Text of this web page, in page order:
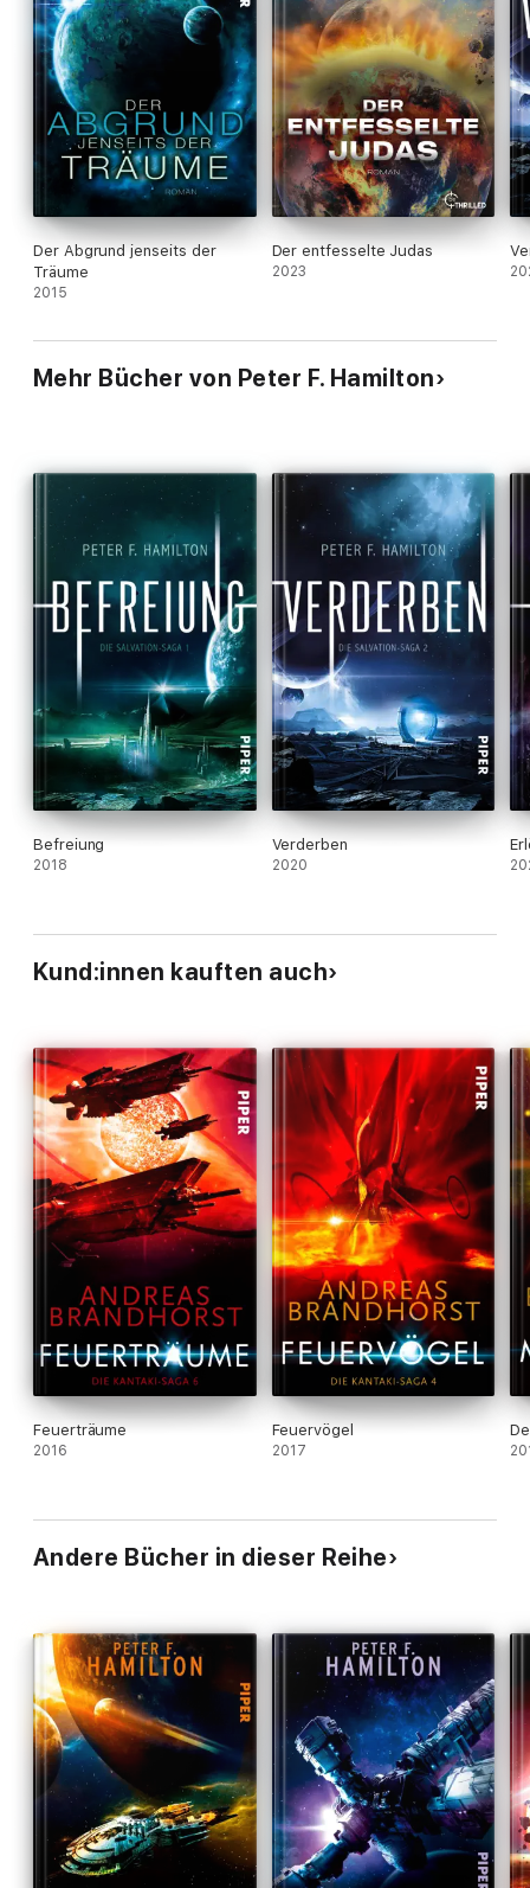
Der Abgrund jenseits der
Träume
2015
Der entfesselte Judas
2023
Mehr Bücher von Peter F. Hamilton
Befreiung
2018
Verderben
2020
Kund:innen kauften auch
Feuerträume
2016
Feuervögel
2017
Andere Bücher in dieser Reihe